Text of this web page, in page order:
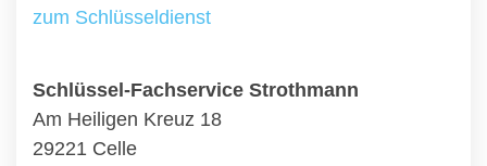
zum Schlüsseldienst
Schlüssel-Fachservice Strothmann
Am Heiligen Kreuz 18
29221 Celle